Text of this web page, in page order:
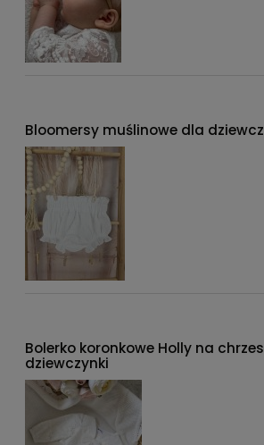
Bloomersy muślinowe dla
Bolerko koronkowe Holly na
dziewczynki